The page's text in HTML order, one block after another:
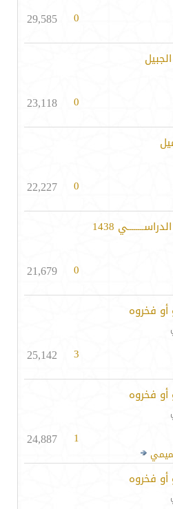
0
29,585
0
23,118
0
22,227
1438
0
21,679
فخروه
3
25,142
فخروه
1
24,887
فخروه